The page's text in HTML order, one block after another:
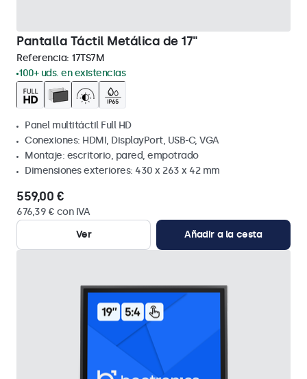
Pantalla Táctil Metálica de 17"
Referencia: 17TS7M
100+ uds. en existencias
Panel multitáctil Full HD
Conexiones: HDMI, DisplayPort, USB-C, VGA
Montaje: escritorio, pared, empotrado
Dimensiones exteriores: 430 x 263 x 42 mm
559,00 €
676,39 € con IVA
Ver
Añadir a la cesta